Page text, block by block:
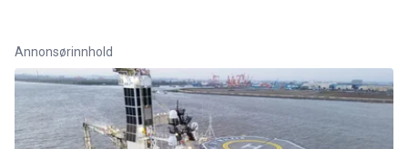
Annonsørinnhold